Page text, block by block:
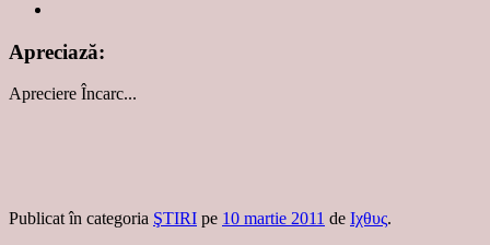
Apreciază:
Apreciere Încarc...
Publicat în categoria ŞTIRI pe 10 martie 2011 de Ιχθυς.